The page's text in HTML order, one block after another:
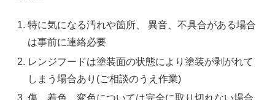
特に気になる汚れや箇所、 異音、不具合がある場合
は事前に連絡必要
レンジフードは塗装面の状態により塗装が剥がれて
しまう場合あり(ご相談のうえ作業)
傷、着色、変色については完全に取り切れない場合